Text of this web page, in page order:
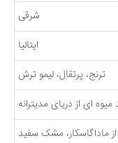
شرقی
ایتالیا
ترنج، پرتقال، لیمو ترش
میوه ای از دریای مدیترانه
از ماداگاسکار، مشک سفید